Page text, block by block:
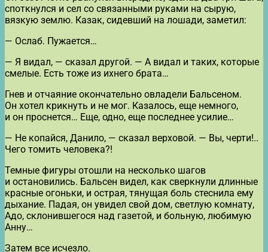
споткнулся и сел со связанными руками на сырую,
вязкую землю. Казак, сидевший на лошади, заметил:
— Ослаб. Пужается…
— Я видал, — сказал другой. — А видал и таких, которые
смелые. Есть тоже из ихнего брата…
Гнев и отчаяние окончательно овладели Бальсеном.
Он хотел крикнуть и не мог. Казалось, еще немного,
и он проснется… Еще, одно, еще последнее усилие…
— Не копайся, Данило, — сказал верховой. — Вы, черти!..
Чего томить человека?!
Темные фигуры отошли на несколько шагов
и остановились. Бальсен видел, как сверкнули длинные
красные огоньки, и острая, тянущая боль стеснила ему
дыхание. Падая, он увидел свой дом, светлую комнату,
Адо, склонившегося над газетой, и больную, любимую
Анну…
Затем все исчезло.